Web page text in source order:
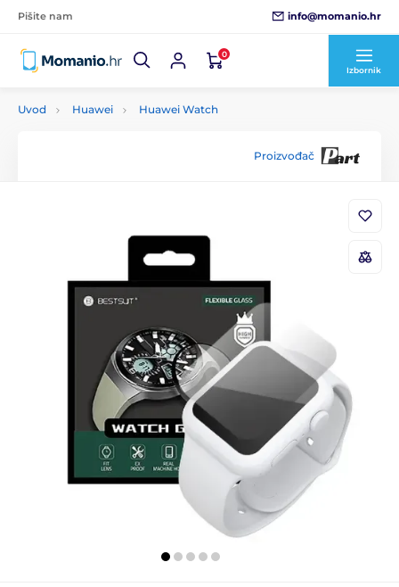
Pišite nam info@momanio.hr
0
Izbornik
Uvod Huawei Huawei Watch
Proizvođač